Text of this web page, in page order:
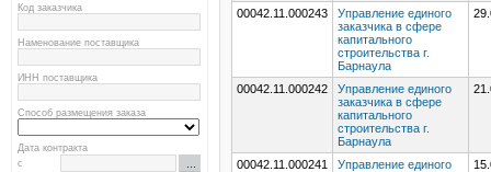
Код заказчика
Наменование поставщика
ИНН поставщика
Способ размещения заказа
Дата контракта
с
00042.11.000243
Управление единого
заказчика в сфере
капитального
строительства г.
Барнаула
00042.11.000242
Управление единого
заказчика в сфере
капитального
строительства г.
Барнаула
00042.11.000241
Управление единого